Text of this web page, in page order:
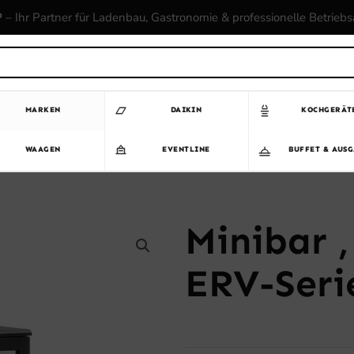
– Ihr Partner für Ladenbau, Gastronomie & professionelle
MARKEN DAIKIN
WAAGEN EVENTLINE BUFFET &
Minibar ,
ERV-